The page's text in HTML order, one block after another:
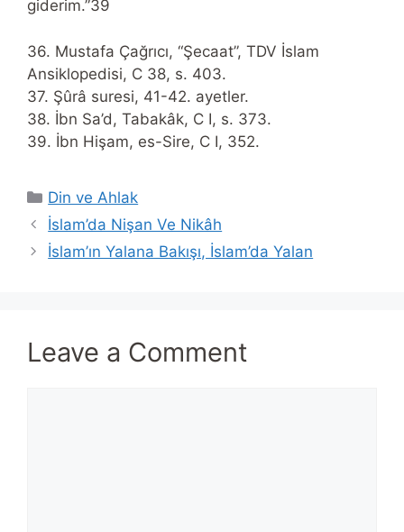
giderim.”39
36. Mustafa Çağrıcı, “Şecaat”, TDV İslam
Ansiklopedisi, C 38, s. 403.
37. Şûrâ suresi, 41-42. ayetler.
38. İbn Sa’d, Tabakâk, C I, s. 373.
39. İbn Hişam, es-Sire, C I, 352.
Categories
Din ve Ahlak
İslam’da Nişan Ve Nikâh
İslam’ın Yalana Bakışı, İslam’da Yalan
Leave a Comment